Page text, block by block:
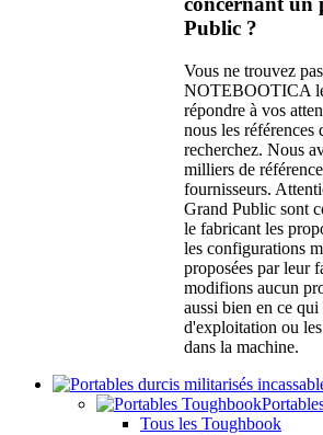
Public ?
Vous ne trouvez
NOTEBOOTICA
répondre à vos
nous les
recherchez. Nous
milliers de
fournisseurs.
Grand Public sont
le fabricant les
les configurations
proposées par leur
modifions aucun
aussi bien en ce
d'exploitation ou
dans la machine.
Tous les Toughbook